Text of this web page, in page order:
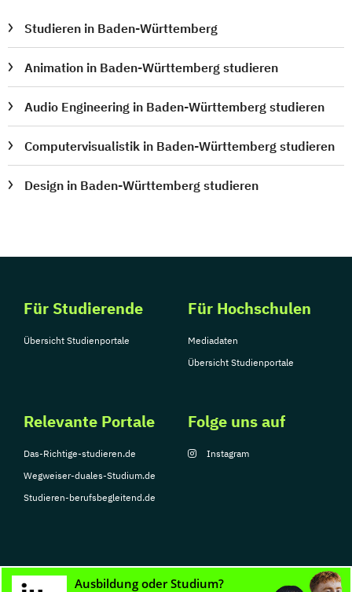
Studieren in Baden-Württemberg
Animation in Baden-Württemberg studieren
Audio Engineering in Baden-Württemberg studieren
Computervisualistik in Baden-Württemberg studieren
Design in Baden-Württemberg studieren
Für Studierende
Übersicht Studienportale
Für Hochschulen
Mediadaten
Übersicht Studienportale
Relevante Portale
Das-Richtige-studieren.de
Wegweiser-duales-Studium.de
Studieren-berufsbegleitend.de
Folge uns auf
Instagram